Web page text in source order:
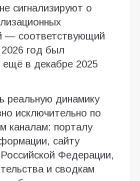
сигнализируют о
— соответствующий
год был
ещё в декабре 2025
реальную динамику
исключительно по
каналам: порталу
сайту
Федерации,
и сводкам